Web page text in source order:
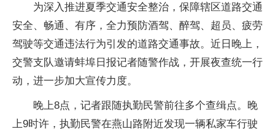
为深入推进夏季交通安全整治，保障辖区道路交通
安全、畅通、有序，全力预防酒驾、醉驾、超员、疲劳
驾驶等交通违法行为引发的道路交通事故。近日晚上，
交警支队邀请蚌埠日报记者随警作战，开展夜查统一行
动，进一步加大宣传力度。
晚上8点，记者跟随执勤民警前往多个查缉点。晚
上9时许，执勤民警在燕山路附近发现一辆私家车行驶